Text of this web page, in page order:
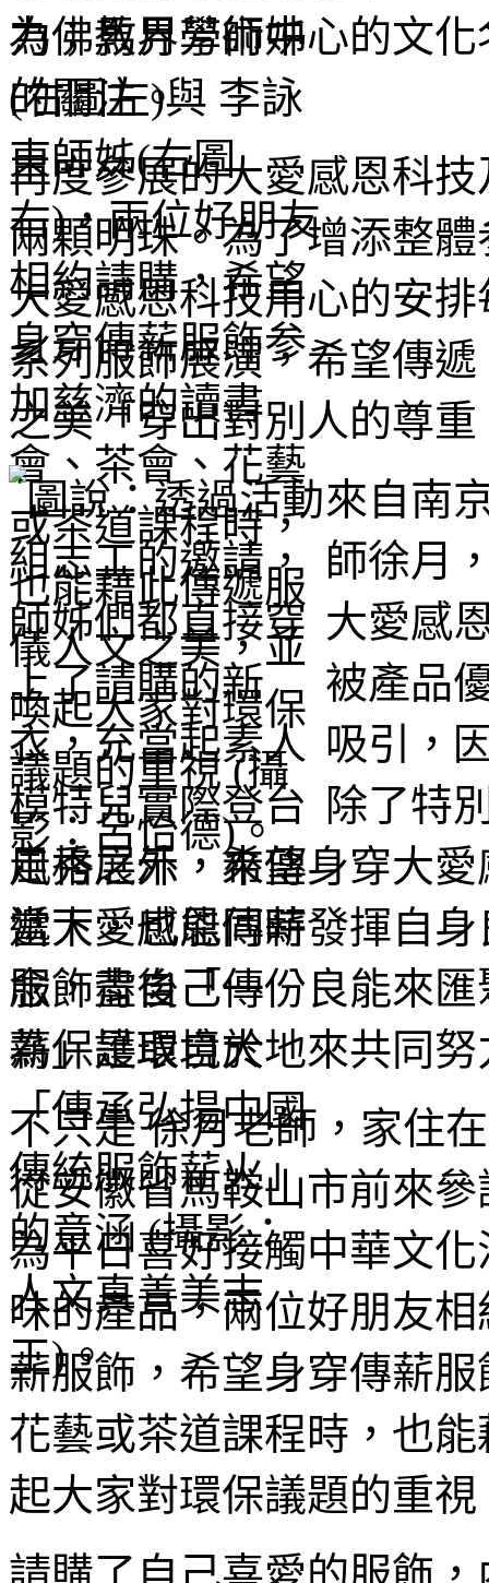
為佛教界學術中心的文
的關注。
再度參展的大愛感恩科
兩顆明珠。為了增添整
大愛感恩科技用心的安
系列服飾展演，希望傳
之美「穿出對別人的尊
來自南
師徐月
大愛感
被產品
吸引，
除了特
風格之外，希望身穿大
當下，也能同時發揮自
念，盡自己一份良能來
為保護環境大地來共同努
不只是 徐月老師，家住
從安徽省馬鞍山市前來
為平日喜好接觸中華文
味的產品，兩位好朋友
薪服飾，希望身穿傳薪
花藝或茶道課程時，也
起大家對環保議題的重視
請購了自己喜愛的服飾